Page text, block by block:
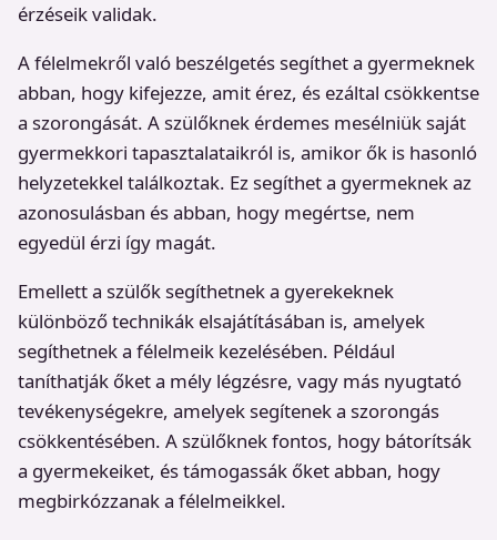
érzéseik validak.
A félelmekről való beszélgetés segíthet a gyermeknek
abban, hogy kifejezze, amit érez, és ezáltal csökkentse
a szorongását. A szülőknek érdemes mesélniük saját
gyermekkori tapasztalataikról is, amikor ők is hasonló
helyzetekkel találkoztak. Ez segíthet a gyermeknek az
azonosulásban és abban, hogy megértse, nem
egyedül érzi így magát.
Emellett a szülők segíthetnek a gyerekeknek
különböző technikák elsajátításában is, amelyek
segíthetnek a félelmeik kezelésében. Például
taníthatják őket a mély légzésre, vagy más nyugtató
tevékenységekre, amelyek segítenek a szorongás
csökkentésében. A szülőknek fontos, hogy bátorítsák
a gyermekeiket, és támogassák őket abban, hogy
megbirkózzanak a félelmeikkel.